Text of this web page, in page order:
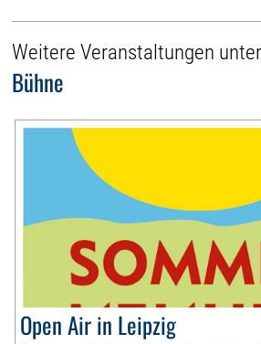
Weitere Veranstaltungen
Bühne
Open Air in Leipzig